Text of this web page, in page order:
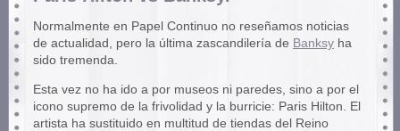
Normalmente en Papel Continuo no reseñamos noticias
de actualidad, pero la última zascandilería de Banksyha
sido tremenda.
Esta vez no ha ido a por museos ni paredes, sino a por el
icono supremo de la frivolidad y la burricie: Paris Hilton. El
artista ha sustituido en multitud de tiendas del Reino